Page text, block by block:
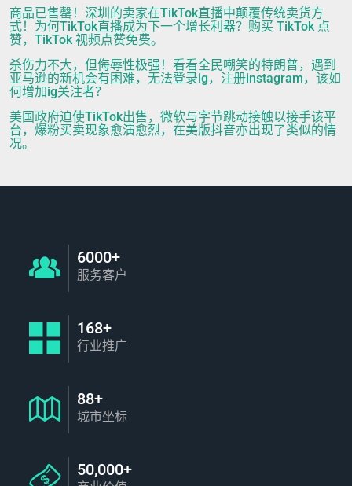
商品已售罄！深圳的卖家在TikTok直播中颠覆传统卖货方
式！为何TikTok直播成为下一个增长利器？购买 TikTok 点
赞，TikTok 视频点赞免费。
杀伤力不大，但侮辱性极强！看看全民嘲笑的特朗普，遇到
亚马逊的新机会有困难，无法登录ig，注册instagram，该如
何增加ig关注者？
美国政府迫使TikTok出售，微软与字节跳动接触以接手该平
台，爆粉买卖现象愈演愈烈，在美版抖音亦出现了类似的情
况。
6000+
服务客户
168+
行业推广
88+
城市坐标
50,000+